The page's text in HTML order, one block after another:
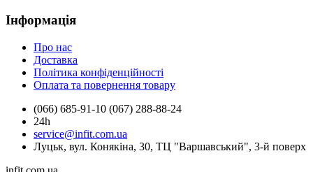
Інформація
Про нас
Доставка
Політика конфіденційності
Оплата та повернення товару
(066) 685-91-10 (067) 288-88-24
24h
service@infit.com.ua
Луцьк, вул. Конякіна, 30, ТЦ "Варшавський", 3-й поверх